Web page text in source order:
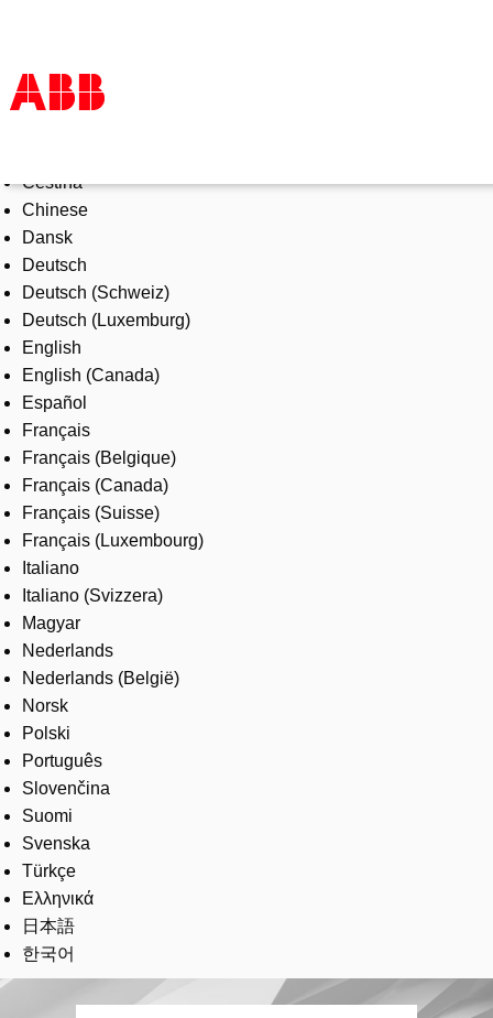
Products & Solutions
Industries
Services
About us
Where to buy
Contact us
Careers
Čeština
Chinese
Dansk
Deutsch
Deutsch (Schweiz)
Deutsch (Luxemburg)
English
English (Canada)
Español
Français
Français (Belgique)
Français (Canada)
Français (Suisse)
Français (Luxembourg)
Italiano
Italiano (Svizzera)
Magyar
Nederlands
Nederlands (België)
Norsk
Polski
Português
Slovenčina
Suomi
Svenska
Türkçe
Ελληνικά
日本語
한국어